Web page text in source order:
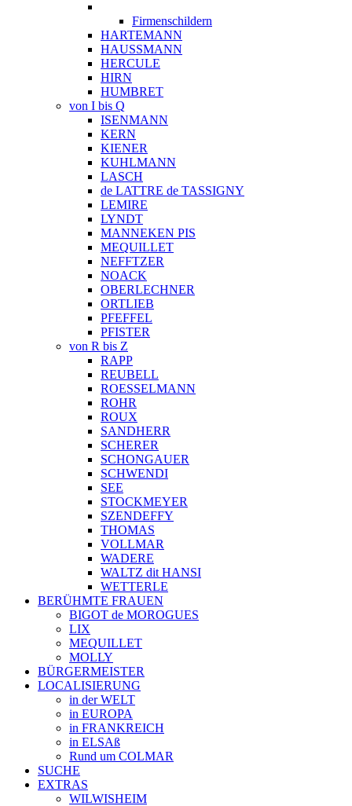
Firmenschildern
HARTEMANN
HAUSSMANN
HERCULE
HIRN
HUMBRET
von I bis Q
ISENMANN
KERN
KIENER
KUHLMANN
LASCH
de LATTRE de TASSIGNY
LEMIRE
LYNDT
MANNEKEN PIS
MEQUILLET
NEFFTZER
NOACK
OBERLECHNER
ORTLIEB
PFEFFEL
PFISTER
von R bis Z
RAPP
REUBELL
ROESSELMANN
ROHR
ROUX
SANDHERR
SCHERER
SCHONGAUER
SCHWENDI
SEE
STOCKMEYER
SZENDEFFY
THOMAS
VOLLMAR
WADERE
WALTZ dit HANSI
WETTERLE
BERÜHMTE FRAUEN
BIGOT de MOROGUES
LIX
MEQUILLET
MOLLY
BÜRGERMEISTER
LOCALISIERUNG
in der WELT
in EUROPA
in FRANKREICH
in ELSAß
Rund um COLMAR
SUCHE
EXTRAS
WILWISHEIM